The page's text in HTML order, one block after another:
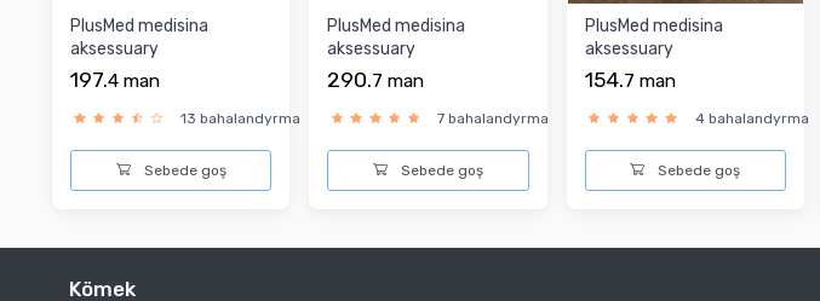
PlusMed medisina
aksessuary
197.4 man
13 bahalandyrma
Sebede goş
PlusMed medisina
aksessuary
290.7 man
7 bahalandyrma
Sebede goş
PlusMed medisina
aksessuary
154.7 man
4 bahalandyrma
Sebede goş
Kömek